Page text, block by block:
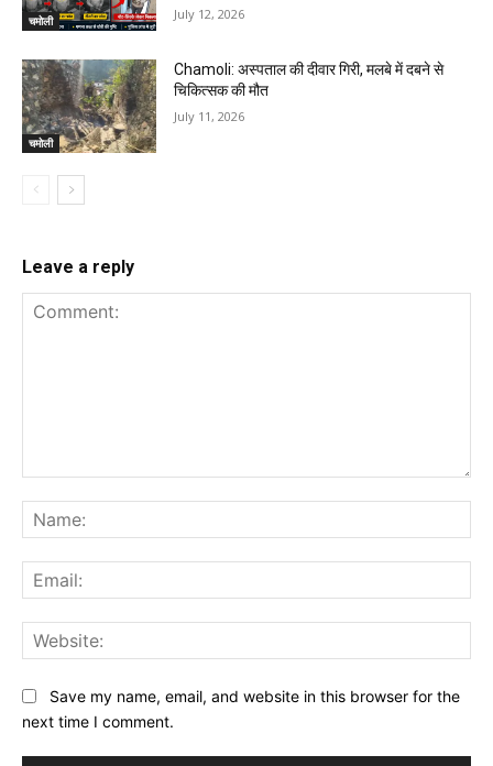
चमोली July 12, 2026
चमोली
Chamoli: अस्पताल की दीवार गिरी, मलबे में दबने से
चिकित्सक की मौत
July 11, 2026
Leave a reply
Save my name, email, and website in this browser for the
next time I comment.